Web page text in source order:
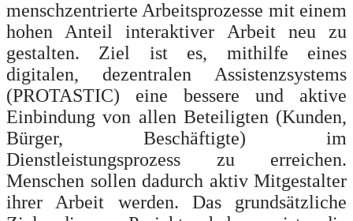
menschzentrierte Arbeitsprozesse mit einem
hohen Anteil interaktiver Arbeit neu zu
gestalten. Ziel ist es, mithilfe eines
digitalen, dezentralen Assistenzsystems
(PROTASTIC) eine bessere und aktive
Einbindung von allen Beteiligten (Kunden,
Bürger, Beschäftigte) im
Dienstleistungsprozess zu erreichen.
Menschen sollen dadurch aktiv Mitgestalter
ihrer Arbeit werden. Das grundsätzliche